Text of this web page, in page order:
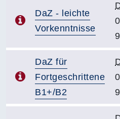
DaZ - leichte
Vorkenntnisse
DaZ für
Fortgeschrittene
B1+/B2